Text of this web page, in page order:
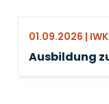
01.09.2026 | IWK
Ausbildung